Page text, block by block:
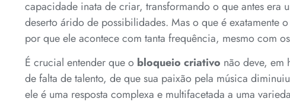
capacidade inata de criar, transformando o que antes era
deserto árido de possibilidades. Mas o que é exatamente o
por que ele acontece com tanta frequência, mesmo com
É crucial entender que o bloqueio criativo não deve, em
de falta de talento, de que sua paixão pela música
ele é uma resposta complexa e multifacetada a uma